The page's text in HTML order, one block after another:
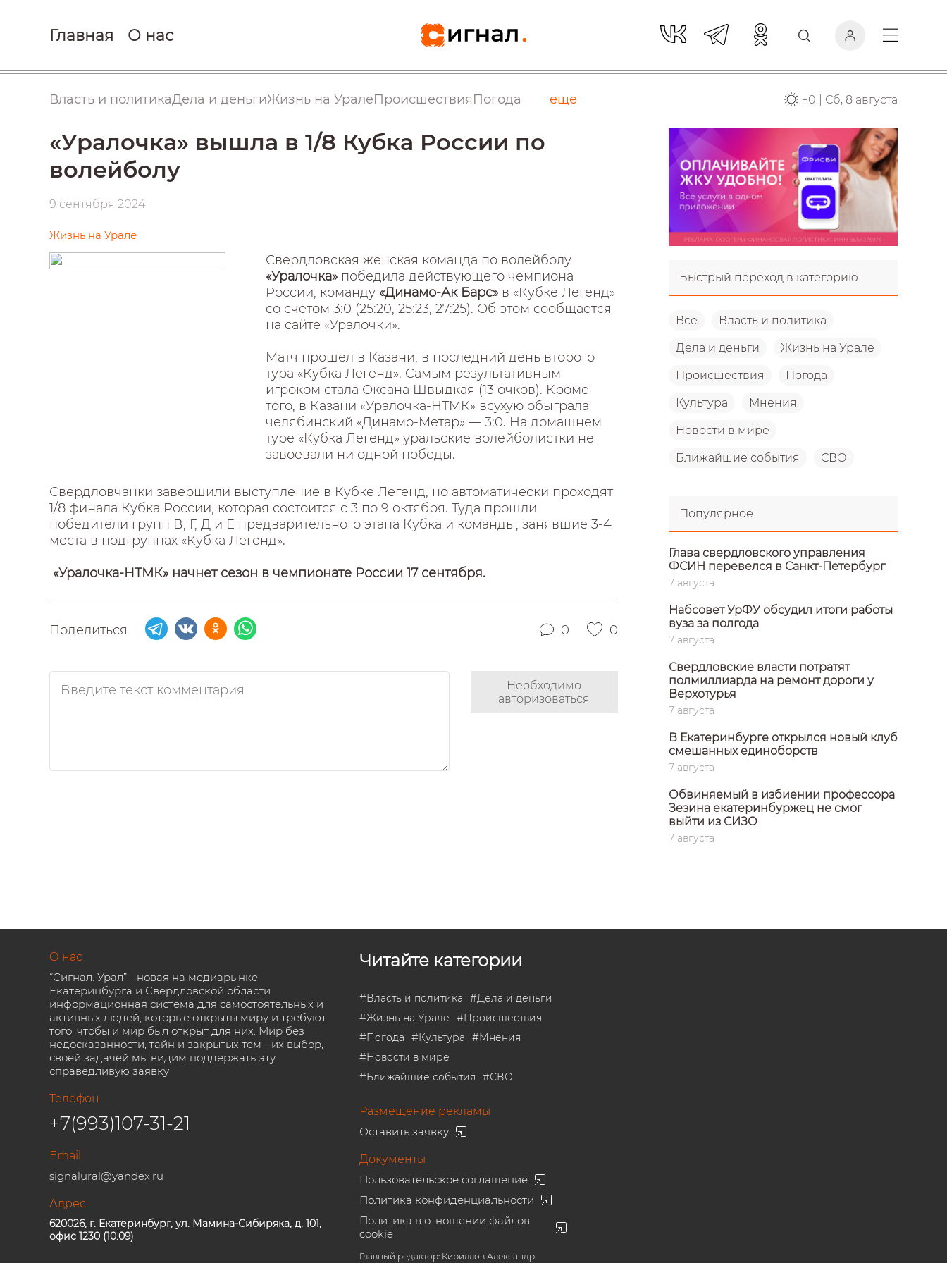
Главная О нас
Власть и политикаДела и деньгиЖизнь на УралеПроисшествияПогода еще +0 Сб, 8 августа
«Уралочка» вышла в 1/8 Кубка России по
волейболу
9 сентября 2024
Жизнь на Урале
Свердловская женская команда по волейболу
«Уралочка» победила действующего чемпиона
России, команду «Динамо-Ак Барс» в «Кубке Легенд»
со счетом 3:0 (25:20, 25:23, 27:25). Об этом сообщается
на сайте «Уралочки».
Матч прошел в Казани, в последний день второго
тура «Кубка Легенд». Самым результативным
игроком стала Оксана Швыдкая (13 очков). Кроме
того, в Казани «Уралочка-НТМК» всухую обыграла
челябинский «Динамо-Метар» — 3:0. На домашнем
туре «Кубка Легенд» уральские волейболистки не
завоевали ни одной победы.
Свердловчанки завершили выступление в Кубке Легенд, но автоматически проходят
1/8 финала Кубка России, которая состоится с 3 по 9 октября. Туда прошли
победители групп В, Г, Д и Е предварительного этапа Кубка и команды, занявшие 3-4
места в подгруппах «Кубка Легенд».
«Уралочка-НТМК» начнет сезон в чемпионате России 17 сентября.
Поделиться 0 0
Необходимо
авторизоваться
Быстрый переход в категорию
Все Власть и политика
Дела и деньги Жизнь на Урале
Происшествия Погода
Культура Мнения
Новости в мире
Ближайшие события СВО
Популярное
Глава свердловского управления
ФСИН перевелся в Санкт-Петербург
7 августа
Набсовет УрФУ обсудил итоги работы
вуза за полгода
7 августа
Свердловские власти потратят
полмиллиарда на ремонт дороги у
Верхотурья
7 августа
В Екатеринбурге открылся новый клуб
смешанных единоборств
7 августа
Обвиняемый в избиении профессора
Зезина екатеринбуржец не смог
выйти из СИЗО
7 августа
О нас
“Сигнал. Урал” - новая на медиарынке
Екатеринбурга и Свердловской области
информационная система для самостоятельных и
активных людей, которые открыты миру и требуют
того, чтобы и мир был открыт для них. Мир без
недосказанности, тайн и закрытых тем - их выбор,
своей задачей мы видим поддержать эту
справедливую заявку
Телефон
+7(993)107-31-21
Email
signalural@yandex.ru
Адрес
620026, г. Екатеринбург, ул. Мамина-Сибиряка, д. 101,
офис 1230 (10.09)
Читайте категории
#Власть и политика #Дела и деньги
#Жизнь на Урале #Происшествия
#Погода #Культура #Мнения
#Новости в мире
#Ближайшие события #СВО
Размещение рекламы
Оставить заявку
Документы
Пользовательское соглашение
Политика конфиденциальности
Политика в отношении файлов
cookie
Главный редактор: Кириллов Александр